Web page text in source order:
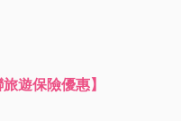
遊保險優惠】